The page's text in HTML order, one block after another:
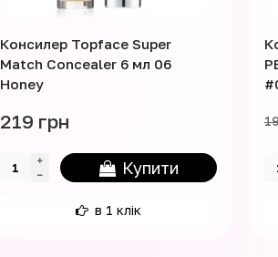
Консилер Topface Super
Match Concealer 6 мл 06
Honey
219 грн
Купити
в 1 клік